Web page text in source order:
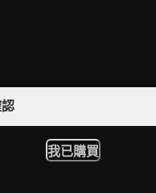
我已購買